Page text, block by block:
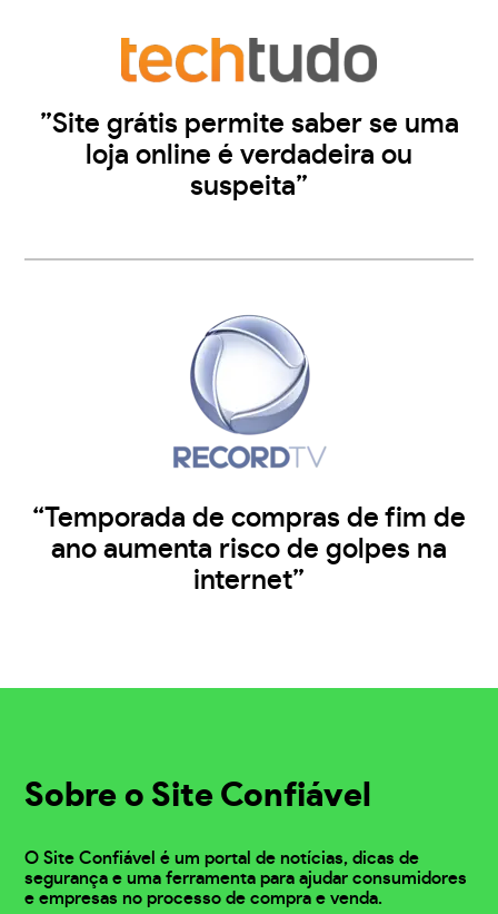
”Site grátis permite saber se uma
loja online é verdadeira ou
suspeita”
“Temporada de compras de fim de
ano aumenta risco de golpes na
internet”
Sobre o Site Confiável
O Site Confiável é um portal de notícias, dicas de
segurança e uma ferramenta para ajudar consumidores
e empresas no processo de compra e venda.